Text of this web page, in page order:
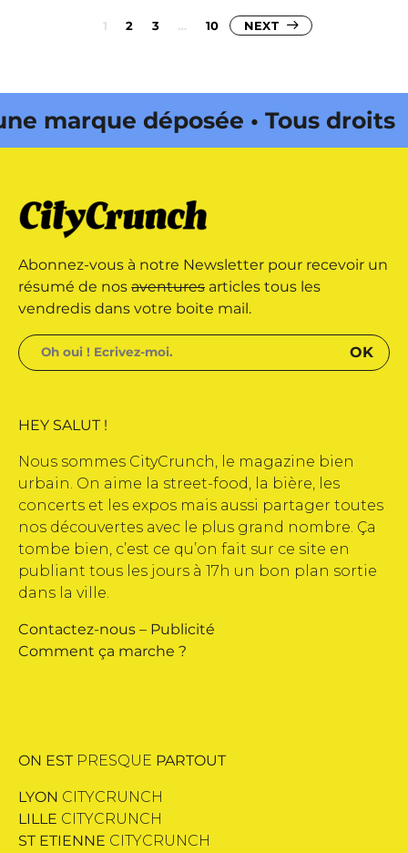
Pagination
1 2 3 … 10 NEXT
déposée • Tous droits
déposée • Tous droits
par Buena Onda Web •
Abonnez-vous à notre Newsletter pour recevoir un
résumé de nos aventures articles tous les
vendredis dans votre boite mail.
HEY SALUT !
Nous sommes CityCrunch, le magazine bien
urbain. On aime la street-food, la bière, les
concerts et les expos mais aussi partager toutes
nos découvertes avec le plus grand nombre. Ça
tombe bien, c’est ce qu’on fait sur ce site en
publiant tous les jours à 17h un bon plan sortie
dans la ville.
Contactez-nous – Publicité
Comment ça marche ?
ON EST PRESQUE PARTOUT
LYON CITYCRUNCH
LILLE CITYCRUNCH
ST ETIENNE CITYCRUNCH